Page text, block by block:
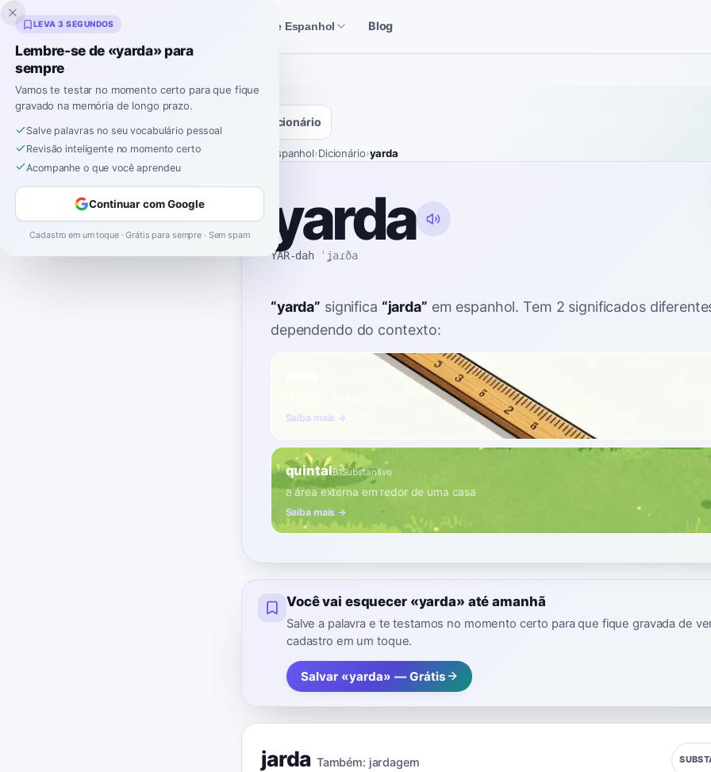
Inklingo Ferramentas de Espanhol Blog
Dicionário
Espanhol›Dicionário›yarda
yarda
YAR-dah ˈʝaɾða
“yarda” significa “jarda” em espanhol. Tem 2 significados
dependendo do contexto:
Saiba mais →
quintalB1Substantivo
a área externa em redor de uma casa
Saiba mais →
Você vai esquecer «yarda» até amanhã
Salve a palavra e te testamos no momento certo para que fique gravada de
cadastro em um toque.
Salvar «yarda» — Grátis
jarda Também: jardagem
LEVA 3 SEGUNDOS
Lembre-se de «yarda» para
sempre
Vamos te testar no momento certo para que fique
gravado na memória de longo prazo.
Salve palavras no seu vocabulário pessoal
Revisão inteligente no momento certo
Acompanhe o que você aprendeu
Continuar com Google
Cadastro em um toque · Grátis para sempre · Sem spam